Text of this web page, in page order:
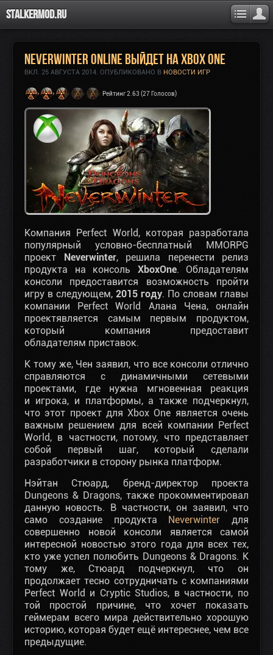
Stalkermod.ru
Neverwinter online выйдет на Xbox One
ВКЛ. 25 АВГУСТА 2014. ОПУБЛИКОВАНО В НОВОСТИ ИГР
Рейтинг 2.63 (27 Голосов)
Компания Perfect World, которая разработала
популярный условно-бесплатный MMORPG
проект Neverwinter, решила перенести релиз
продукта на консоль XboxOne. Обладателям
консоли предоставится возможность пройти
игру в следующем, 2015 году. По словам главы
компании Perfect World Алана Чена, онлайн
проектявляется самым первым продуктом,
который компания предоставит
обладателям приставок.
К тому же, Чен заявил, что все консоли отлично
справляются с динамичными сетевыми
проектами, где нужна мгновенная реакция
и игрока, и платформы, а также подчеркнул,
что этот проект для Xbox One является очень
важным решением для всей компании Perfect
World, в частности, потому, что представляет
собой первый шаг, который сделали
разработчики в сторону рынка платформ.
Нэйтан Стюард, бренд-директор проекта
Dungeons & Dragons, также прокомментировал
данную новость. В частности, он заявил, что
само создание продукта Neverwinter для
совершенно новой консоли является самой
интересной новостью этого года для всех тех,
кто уже успел полюбить Dungeons & Dragons. К
тому же, Стюард подчеркнул, что он
продолжает тесно сотрудничать с компаниями
Perfect World и Cryptic Studios, в частности, по
той простой причине, что хочет показать
геймерам всего мира действительно хорошую
историю, которая будет ещё интереснее, чем все
предыдущие.